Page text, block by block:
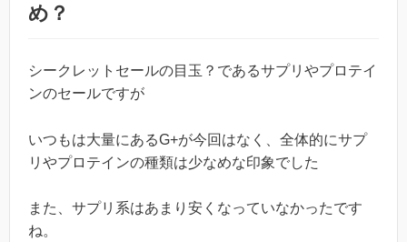
め？
シークレットセールの目玉？であるサプリやプロテイ
ンのセールですが
いつもは大量にあるG+が今回はなく、全体的にサプ
リやプロテインの種類は少なめな印象でした
また、サプリ系はあまり安くなっていなかったです
ね。